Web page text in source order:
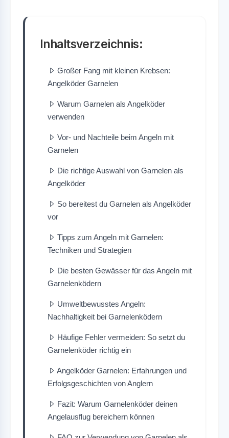
Inhaltsverzeichnis:
Großer Fang mit kleinen Krebsen:
Angelköder Garnelen
Warum Garnelen als Angelköder
verwenden
Vor- und Nachteile beim Angeln mit
Garnelen
Die richtige Auswahl von Garnelen als
Angelköder
So bereitest du Garnelen als Angelköder
vor
Tipps zum Angeln mit Garnelen:
Techniken und Strategien
Die besten Gewässer für das Angeln mit
Garnelenködern
Umweltbewusstes Angeln:
Nachhaltigkeit bei Garnelenködern
Häufige Fehler vermeiden: So setzt du
Garnelenköder richtig ein
Angelköder Garnelen: Erfahrungen und
Erfolgsgeschichten von Anglern
Fazit: Warum Garnelenköder deinen
Angelausflug bereichern können